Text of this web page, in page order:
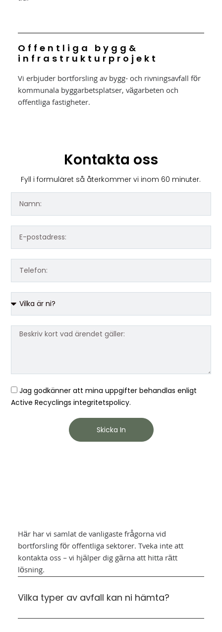
Offentliga bygg&
infrastrukturprojekt
Vi erbjuder bortforsling av bygg- och rivningsavfall för
kommunala byggarbetsplatser, vägarbeten och
offentliga fastigheter.
Kontakta oss
Fyll i formuläret så återkommer vi inom 60 minuter.
Jag godkänner att mina uppgifter behandlas enligt
Active Recyclings integritetspolicy.
Skicka In
Här har vi samlat de vanligaste frågorna vid
bortforsling för offentliga sektorer. Tveka inte att
kontakta oss – vi hjälper dig gärna att hitta rätt
lösning.
Vilka typer av avfall kan ni hämta?